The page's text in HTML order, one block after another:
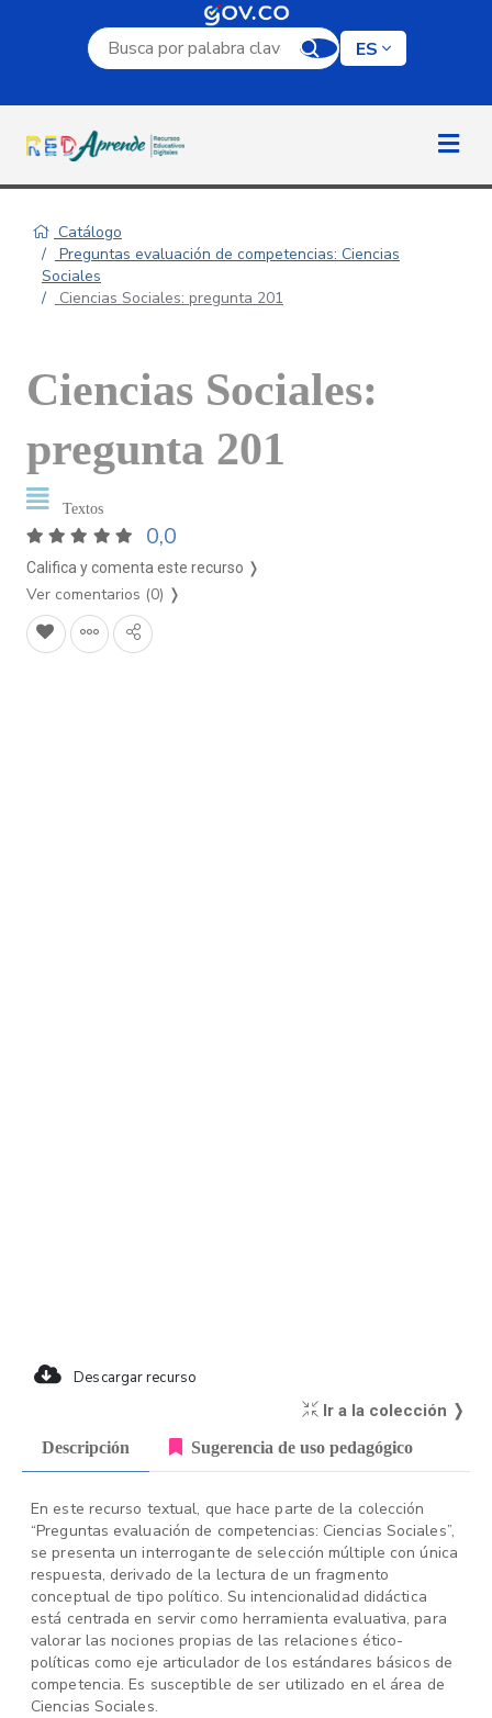
Campo de búsqueda por palabra clave
ES
Catálogo
Preguntas evaluación de competencias: Ciencias
Sociales
Ciencias Sociales: pregunta 201
Ciencias Sociales:
pregunta 201
Textos
0,0
Califica y comenta este recurso ❭
Ver comentarios (0) ❭
Descargar recurso
Ir a la colección ❭
Descripción Sugerencia de uso pedagógico
En este recurso textual, que hace parte de la colección
“Preguntas evaluación de competencias: Ciencias Sociales”,
se presenta un interrogante de selección múltiple con única
respuesta, derivado de la lectura de un fragmento
conceptual de tipo político. Su intencionalidad didáctica
está centrada en servir como herramienta evaluativa, para
valorar las nociones propias de las relaciones ético-
políticas como eje articulador de los estándares básicos de
competencia. Es susceptible de ser utilizado en el área de
Ciencias Sociales.